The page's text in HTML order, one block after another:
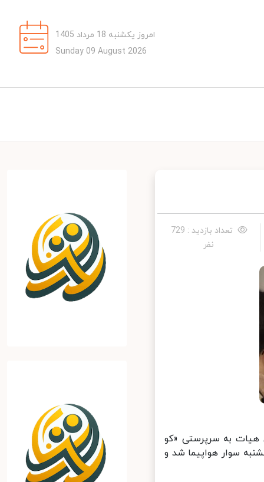
امروز یکشنبه 18 مرداد 1405
Sunday 09 August 2026
تعداد بازدید : 729
نفر
هیات به سرپرستی «کو
سوار هواپیما شد و